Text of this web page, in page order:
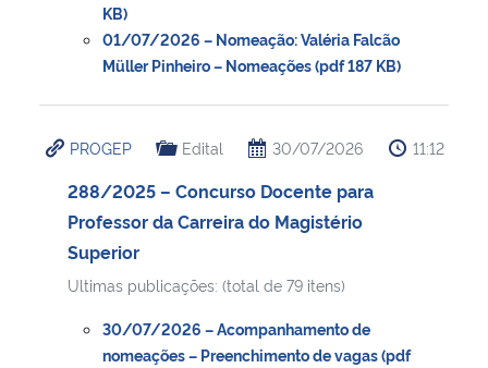
KB)
01/07/2026 – Nomeação: Valéria Falcão
Müller Pinheiro – Nomeações (pdf 187 KB)
PROGEP Edital 30/07/2026 11:12
288/2025 – Concurso Docente para
Professor da Carreira do Magistério
Superior
Ultimas publicações: (total de 79 itens)
30/07/2026 – Acompanhamento de
nomeações – Preenchimento de vagas (pdf